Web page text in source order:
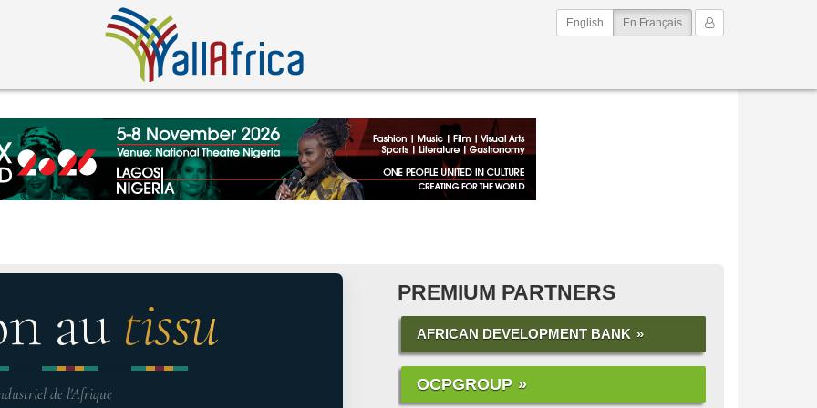
Mon Compte
English En Français(current)
au tissu
de l'Afrique
PREMIUM PARTNERS
AFRICAN DEVELOPMENT BANK
OCPGROUP